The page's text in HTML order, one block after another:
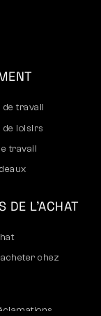
travail
loisirs
travail
DE L’ACHAT
chez